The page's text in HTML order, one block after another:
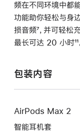
频在不同环境中都
功能助你轻松与身
损音频脚
注
⁷，并可轻松
最长可达 20 小时¹¹
包装内容
AirPods Max 2
智能耳机套